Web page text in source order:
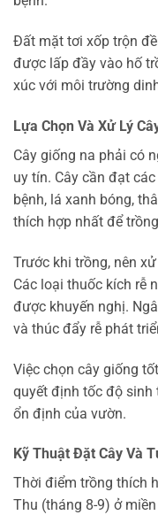
Đất mặt tơi xốp trộn
được lấp đầy vào hố
xúc với môi trường
Lựa Chọn Và Xử Lý
Cây giống na phải có
uy tín. Cây cần đạt
bệnh, lá xanh bóng,
thích hợp nhất để
Trước khi trồng, nên
Các loại thuốc kích rễ
được khuyến nghị.
và thúc đẩy rễ phát
Việc chọn cây giống
quyết định tốc độ sinh
ổn định của vườn.
Kỹ Thuật Đặt Cây Và
Thời điểm trồng thích
Thu (tháng 8-9) ở